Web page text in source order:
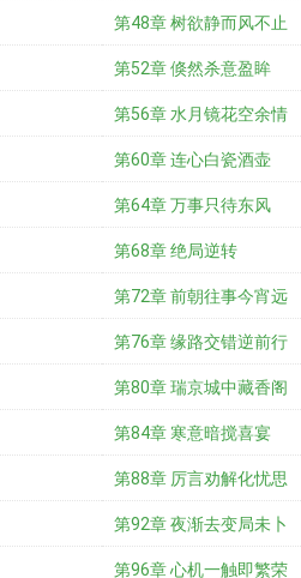
第48章 树欲静而风不止
第52章 倏然杀意盈眸
第56章 水月镜花空余情
第60章 连心白瓷酒壶
第64章 万事只待东风
第68章 绝局逆转
第72章 前朝往事今宵远
第76章 缘路交错逆前行
第80章 瑞京城中藏香阁
第84章 寒意暗搅喜宴
第88章 厉言劝解化忧思
第92章 夜渐去变局未卜
第96章 心机一触即繁荣